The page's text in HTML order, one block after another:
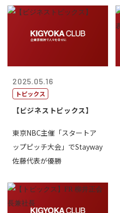
2025.05.16
トピックス
【ビジネストピックス】
東京NBC主催「スタートア
ップピッチ大会」でStayway
佐藤代表が優勝